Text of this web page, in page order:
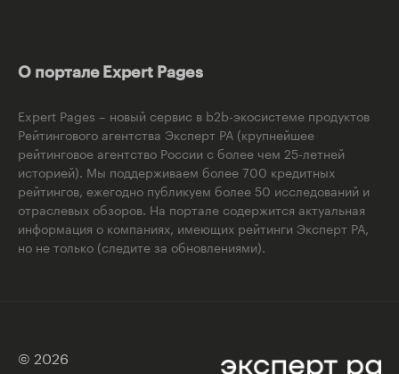
О портале Expert Pages
Expert Pages – новый сервис в b2b-экосистеме продуктов
Рейтингового агентства Эксперт РА (крупнейшее
рейтинговое агентство России с более чем 25-летней
историей). Мы поддерживаем более 700 кредитных
рейтингов, ежегодно публикуем более 50 исследований и
отраслевых обзоров. На портале содержится актуальная
информация о компаниях, имеющих рейтинги Эксперт РА,
но не только (следите за обновлениями).
© 2026